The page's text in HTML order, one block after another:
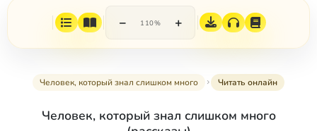
− 110% +
Человек, который знал слишком много Читать онлайн
Человек, который знал слишком много